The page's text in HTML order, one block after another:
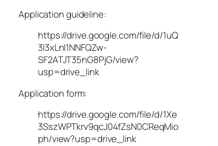
Application guideline:
https://drive.google.com/file/d/1uQ
3l3xLnI1NNFQZw-
SF2ATJT35nG8PjG/view?
usp=drive_link
Application form:
https://drive.google.com/file/d/1Xe
3SszWPTkrv9qcJ04fZsN0CReqMio
ph/view?usp=drive_link